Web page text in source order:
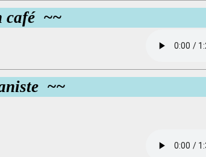
café ~~
~~